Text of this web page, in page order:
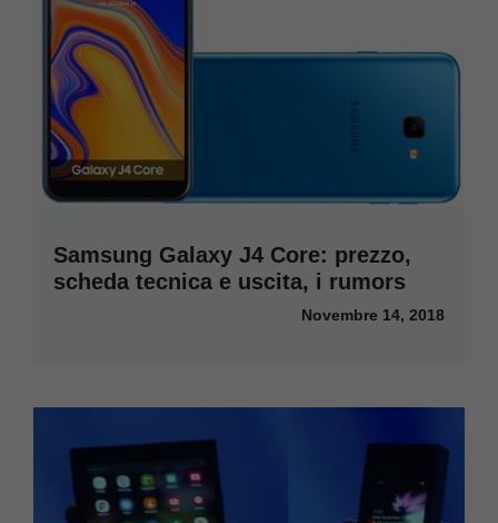
Samsung Galaxy J4 Core: prezzo,
scheda tecnica e uscita, i rumors
Novembre 14, 2018